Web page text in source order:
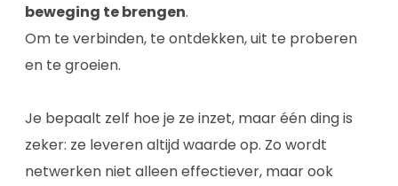
beweging te brengen.
Om te verbinden, te ontdekken, uit te proberen
en te groeien.
Je bepaalt zelf hoe je ze inzet, maar één ding is
zeker: ze leveren altijd waarde op. Zo wordt
netwerken niet alleen effectiever, maar ook